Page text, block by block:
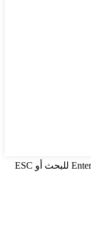
اضغط على Enter للبحث أو ESC